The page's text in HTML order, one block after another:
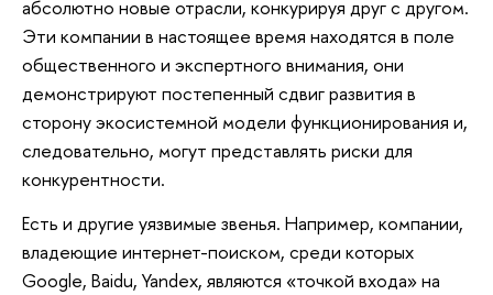
абсолютно новые отрасли, конкурируя друг с другом.
Эти компании в настоящее время находятся в поле
общественного и экспертного внимания, они
демонстрируют постепенный сдвиг развития в
сторону экосистемной модели функционирования и,
следовательно, могут представлять риски для
конкурентности.
Есть и другие уязвимые звенья. Например, компании,
владеющие интернет-поиском, среди которых
Google, Baidu, Yandex, являются «точкой входа» на